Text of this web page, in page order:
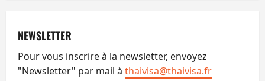
NEWSLETTER
Pour vous inscrire à la newsletter, envoyez
"Newsletter" par mail à thaivisa@thaivisa.fr